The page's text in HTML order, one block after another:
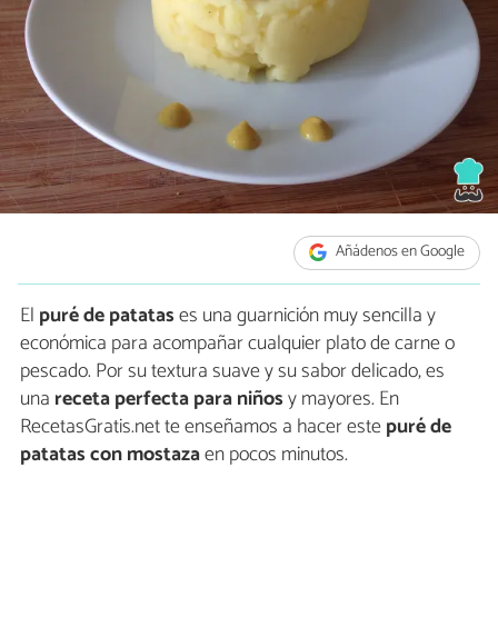
Añádenos en Google
El puré de patatases una guarnición muy sencilla y
económica para acompañar cualquier plato de carne o
pescado. Por su textura suave y su sabor delicado, es
una receta perfecta para niñosy mayores. En
RecetasGratis.net te enseñamos a hacer estepuré de
patatas con mostazaen pocos minutos.